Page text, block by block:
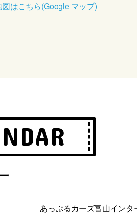
図はこちら(Google マップ)
あっぷるカーズ富山インタ